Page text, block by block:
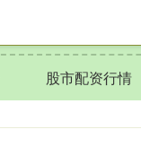
股市配资行情